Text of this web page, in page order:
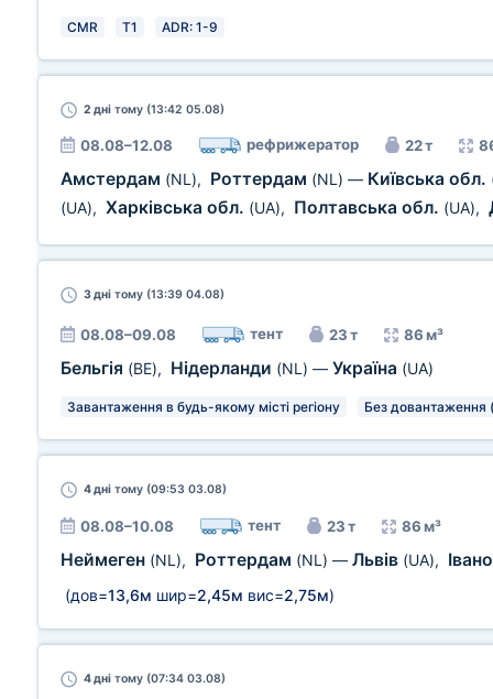
CMR T1 ADR: 1-9
2 дні тому (13:42 05.08)
08.08–12.08 рефрижератор 22 т
Амстердам (NL), Роттердам (NL) — Київська обл.
(UA), Харківська обл. (UA), Полтавська обл. (UA),
3 дні тому (13:39 04.08)
08.08–09.08 тент 23 т 86 м³
Бельгія (BE), Нідерланди (NL) — Україна (UA)
Завантаження в будь-якому місті регіону Без довантаження
4 дні тому (09:53 03.08)
08.08–10.08 тент 23 т 86 м³
Неймеген (NL), Роттердам (NL) — Львів (UA),
(дов=13,6м шир=2,45м вис=2,75м)
4 дні тому (07:34 03.08)